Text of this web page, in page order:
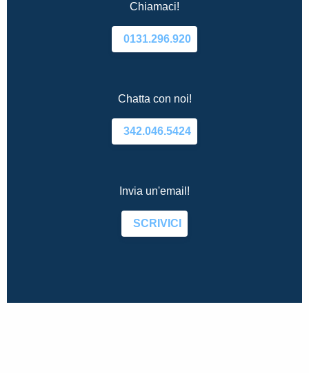
Chiamaci!
0131.296.920
Chatta con noi!
342.046.5424
Invia un'email!
SCRIVICI